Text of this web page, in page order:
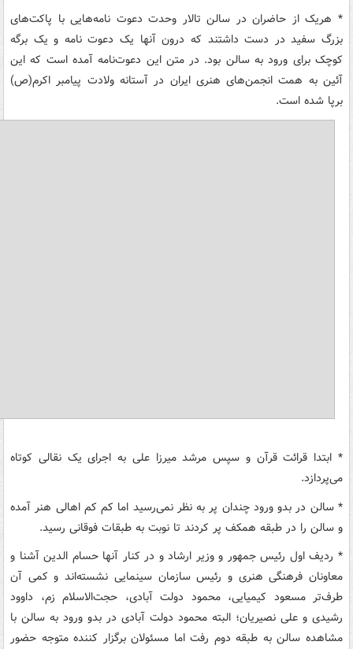
* هریک از حاضران در سالن تالار وحدت دعوت‌ نامه‌هایی با پاکت‌های
بزرگ سفید در دست داشتند که درون آنها یک دعوت نامه و یک برگه
کوچک برای ورود به سالن بود. در متن این دعوت‌نامه آمده است که این
آئین به همت انجمن‌های هنری ایران در آستانه ولادت پیامبر اکرم(ص)
برپا شده است.
* ابتدا قرائت قرآن و سپس مرشد میرزا علی به اجرای یک نقالی کوتاه
می‌پردازد.
* سالن در بدو ورود چندان پر به نظر نمی‌رسید اما کم کم اهالی هنر آمده
و سالن را در طبقه همکف پر کردند تا نوبت به طبقات فوقانی رسید.
* ردیف اول رئیس جمهور و وزیر ارشاد و در کنار آنها حسام الدین آشنا و
معاونان فرهنگی هنری و رئیس سازمان سینمایی نشسته‌اند و کمی آن
طرف‌تر مسعود کیمیایی، محمود دولت آبادی، حجت‌الاسلام زم، داوود
رشیدی و علی نصیریان؛ البته محمود دولت آبادی در بدو ورود به سالن با
مشاهده سالن به طبقه دوم رفت اما مسئولان برگزار کننده متوجه حضور